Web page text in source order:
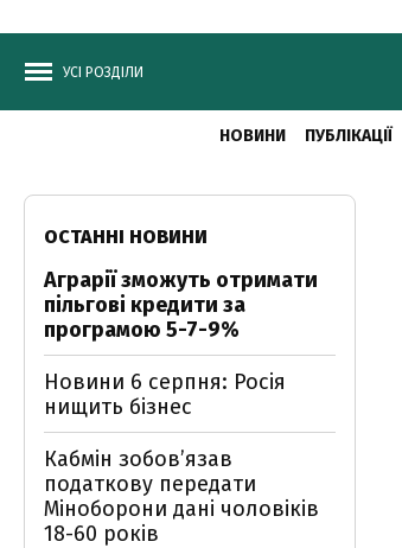
УСІ РОЗДІЛИ
НОВИНИ ПУБЛІКАЦІЇ
ОСТАННІ НОВИНИ
Аграрії зможуть отримати
пільгові кредити за
програмою 5-7-9%
Новини 6 серпня: Росія
нищить бізнес
Кабмін зобовʼязав
податкову передати
Міноборони дані чоловіків
18-60 років